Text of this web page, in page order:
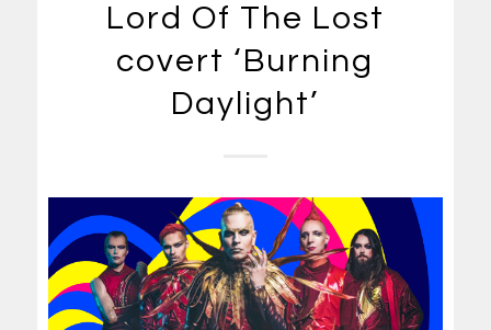
Lord Of The Lost
covert ‘Burning
Daylight’